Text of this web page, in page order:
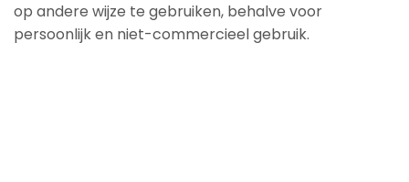
op andere wijze te gebruiken, behalve voor
persoonlijk en niet-commercieel gebruik.